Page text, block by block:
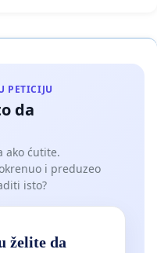
PETICIJU
da
ako ćutite.
i preduzeo
isto?
želite da